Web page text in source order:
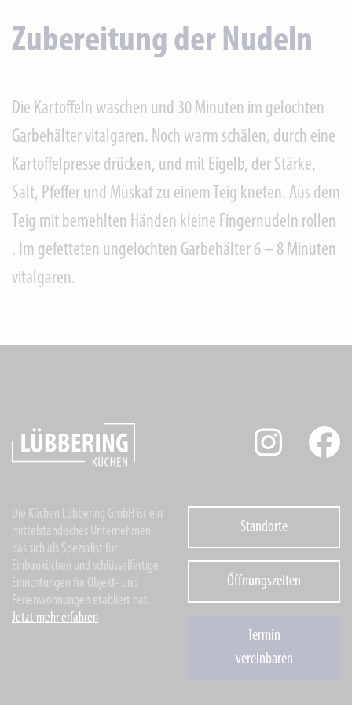
Zubereitung der Nudeln
Die Kartoffeln waschen und 30 Minuten im gelochten
Garbehälter vitalgaren. Noch warm schälen, durch eine
Kartoffelpresse drücken, und mit Eigelb, der Stärke,
Salt, Pfeffer und Muskat zu einem Teig kneten. Aus dem
Teig mit bemehlten Händen kleine Fingernudeln rollen
. Im gefetteten ungelochten Garbehälter 6 – 8 Minuten
vitalgaren.
Die Küchen Lübbering GmbH ist ein
mittelständisches Unternehmen,
das sich als Spezialist für
Einbauküchen und schlüsselfertige
Einrichtungen für Objekt- und
Ferienwohnungen etabliert hat.
Jetzt mehr erfahren
Standorte
Öffnungszeiten
Termin
vereinbaren